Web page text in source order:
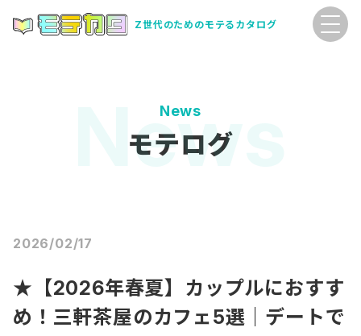
Z世代のためのモテるカタログ
News
モテログ
2026/02/17
★【2026年春夏】カップルにおすす
め！三軒茶屋のカフェ5選｜デートで